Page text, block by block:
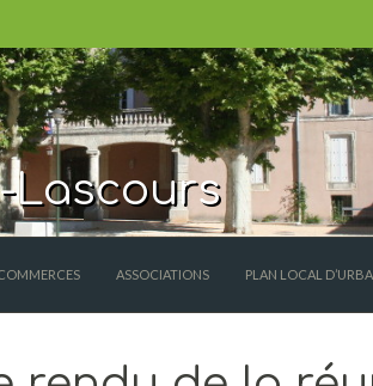
Lascours
ASSOCIATIONS PLAN LOCAL